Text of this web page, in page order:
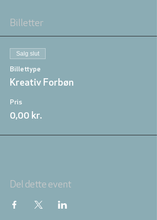
Billetter
Salg slut
Billettype
Kreativ Forbøn
Pris
0,00 kr.
Del dette event